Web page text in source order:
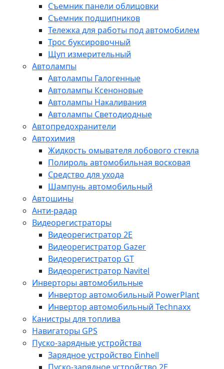
Съемник панели облицовки
Съемник подшипников
Тележка для работы под автомобилем
Трос буксировочный
Щуп измерительный
Автолампы
Автолампы Галогенные
Автолампы Ксеноновые
Автолампы Накаливания
Автолампы Светодиодные
Автопредохранители
Автохимия
Жидкость омывателя лобового стекла
Полироль автомобильная восковая
Средство для ухода
Шампунь автомобильный
Автошины
Анти-радар
Видеорегистраторы
Видеорегистратор 2E
Видеорегистратор Gazer
Видеорегистратор GT
Видеорегистратор Navitel
Инверторы автомобильные
Инвертор автомобильный PowerPlant
Инвертор автомобильный Technaxx
Канистры для топлива
Навигаторы GPS
Пуско-зарядные устройства
Зарядное устройство Einhell